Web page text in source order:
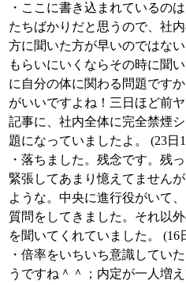
・ここに書き込まれているの
たちばかりだと思うので、社
方に聞いた方が早いのではな
もらいにいくならその時に聞
に自分の体に関わる問題です
がいいですよね！三日ほど前
記事に、社内全体に完全禁煙
題になっていましたよ。 (23日
・落ちました。残念です。残
緊張してあまり憶えてません
ような。中央に進行役がいて
質問をしてきました。それ以
を聞いてくれていました。 (16
・倍率をいちいち意識してい
うですね＾＾；内定が一人増